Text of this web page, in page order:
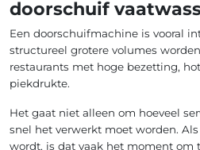
doorschuif
Een doorschuifmachine is vooral
structureel grotere volumes
restaurants met hoge bezetting,
piekdrukte.
Het gaat niet alleen om hoeveel
snel het verwerkt moet worden.
wordt, is dat vaak het moment om